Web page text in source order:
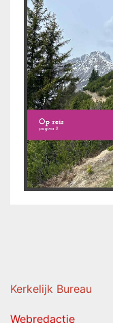
Kerkelijk Bureau
Webredactie